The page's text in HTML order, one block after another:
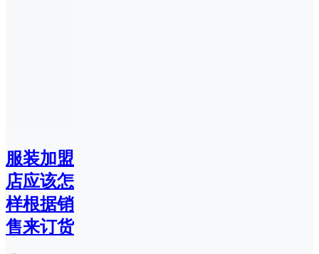
服装加盟
店应该怎
样根据销
售来订货